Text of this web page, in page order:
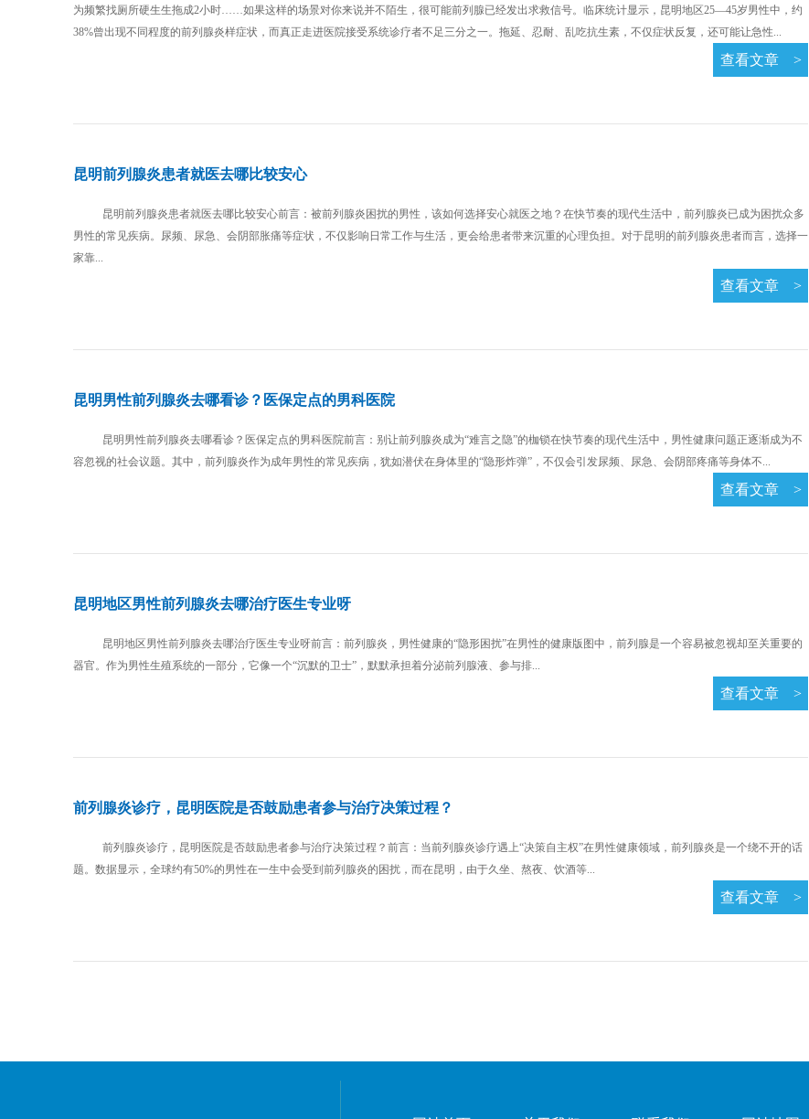
为频繁找厕所硬生生拖成2小时……如果这样的场景对你来说并不陌生，很可能前列腺已经发出求救信号。临床统计显示，昆明地区25—45岁男性中，约
38%曾出现不同程度的前列腺炎样症状，而真正走进医院接受系统诊疗者不足三分之一。拖延、忍耐、乱吃抗生素，不仅症状反复，还可能让急性...
查看文章>
昆明前列腺炎患者就医去哪比较安心
昆明前列腺炎患者就医去哪比较安心前言：被前列腺炎困扰的男性，该如何选择安心就医之地？在快节奏的现代生活中，前列腺炎已成为困扰众多
男性的常见疾病。尿频、尿急、会阴部胀痛等症状，不仅影响日常工作与生活，更会给患者带来沉重的心理负担。对于昆明的前列腺炎患者而言，选择一
家靠...
查看文章>
昆明男性前列腺炎去哪看诊？医保定点的男科医院
昆明男性前列腺炎去哪看诊？医保定点的男科医院前言：别让前列腺炎成为“难言之隐”的枷锁在快节奏的现代生活中，男性健康问题正逐渐成为不
容忽视的社会议题。其中，前列腺炎作为成年男性的常见疾病，犹如潜伏在身体里的“隐形炸弹”，不仅会引发尿频、尿急、会阴部疼痛等身体不...
查看文章>
昆明地区男性前列腺炎去哪治疗医生专业呀
昆明地区男性前列腺炎去哪治疗医生专业呀前言：前列腺炎，男性健康的“隐形困扰”在男性的健康版图中，前列腺是一个容易被忽视却至关重要的
器官。作为男性生殖系统的一部分，它像一个“沉默的卫士”，默默承担着分泌前列腺液、参与排...
查看文章>
前列腺炎诊疗，昆明医院是否鼓励患者参与治疗决策过程？
前列腺炎诊疗，昆明医院是否鼓励患者参与治疗决策过程？前言：当前列腺炎诊疗遇上“决策自主权”在男性健康领域，前列腺炎是一个绕不开的话
题。数据显示，全球约有50%的男性在一生中会受到前列腺炎的困扰，而在昆明，由于久坐、熬夜、饮酒等...
查看文章>